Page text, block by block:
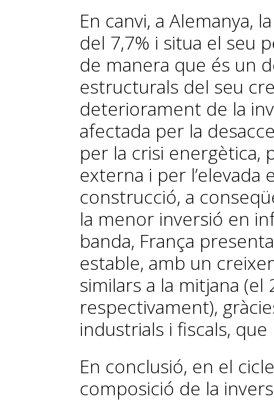
En canvi, a Alemanya,
del 7,7% i situa el seu
de manera que és un
estructurals del seu
deteriorament de la
afectada per la
per la crisi energètica,
externa i per l’elevada
construcció, a
la menor inversió en
banda, França
estable, amb un
similars a la mitjana (el
respectivament),
industrials i fiscals,
En conclusió, en el
composició de la